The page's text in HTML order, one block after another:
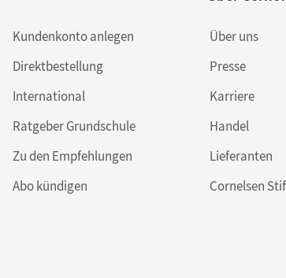
Kundenkonto anlegen
Direktbestellung
International
Ratgeber Grundschule
Zu den Empfehlungen
Abo kündigen
Über uns
Presse
Karriere
Handel
Lieferanten
Cornelsen